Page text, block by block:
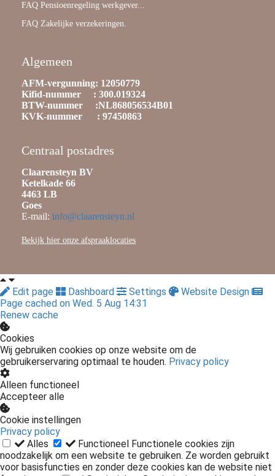
FAQ Pensioenregeling werkgever...
FAQ Zakelijke verzekeringen.
Algemeen
AFM-vergunning: 12050779
Kifid-nummer : 300.019324
BTW-nummer :NL868056534B01
KVK-nummer : 97450863
Centraal postadres
Claarensteyn BV
Ketelkade 66
4463 LB
Goes
E-mail: info@claarensteyn.nl
Bekijk hier onze afspraaklocaties
Edit page Dashboard Settings
Website Design
Page cached on Wed. 5 Aug 14:31
Renew cache
Cookies
Wij gebruiken cookies op onze website om de
gebruikerservaring optimaal te houden. Privacy policy
Alleen functioneel
Accepteer alle
Cookie instellingen
Privacy policy
Alles
Functioneel Functionele cookies zijn
noodzakelijk om een website te gebruiken. Ze worden gebruikt
voor basisfuncties en zonder deze cookies kan de website niet